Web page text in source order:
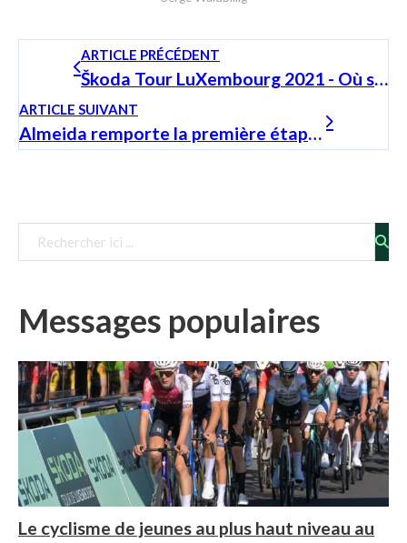
ARTICLE PRÉCÉDENT
Škoda Tour LuXembourg 2021 - Où suivre la course ?
ARTICLE SUIVANT
Almeida remporte la première étape du SkodaTour Luxembourg et se place en bonne position
Télécharger le fichier
Messages populaires
Le cyclisme de jeunes au plus haut niveau au